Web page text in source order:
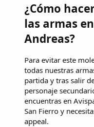
¿Cómo
las armas en
Andreas?
Para evitar este
todas nuestras
partida y tras salir
personaje
encuentras en
San Fierro y
appeal.